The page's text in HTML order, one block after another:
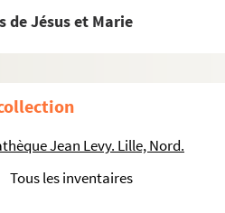
de Jésus et Marie
Jean Levy. Lille, Nord.
Tous les inventaires
de Jésus et Marie
de Jésus et Marie
de Jésus et Marie
de Jésus et Marie